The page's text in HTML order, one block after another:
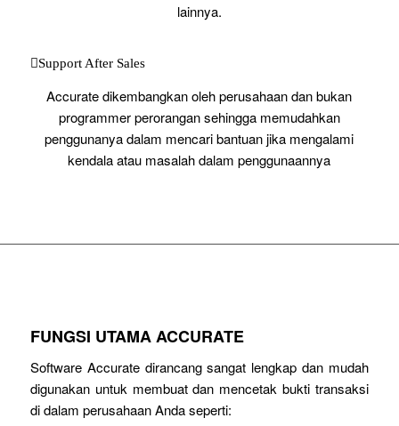
lainnya.
Support After Sales
Accurate dikembangkan oleh perusahaan dan bukan
programmer perorangan sehingga memudahkan
penggunanya dalam mencari bantuan jika mengalami
kendala atau masalah dalam penggunaannya
FUNGSI UTAMA ACCURATE
Software Accurate dirancang sangat lengkap dan mudah
digunakan untuk membuat dan mencetak bukti transaksi
di dalam perusahaan Anda seperti: